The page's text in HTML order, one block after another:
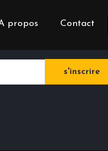
propos Contact
newsletter